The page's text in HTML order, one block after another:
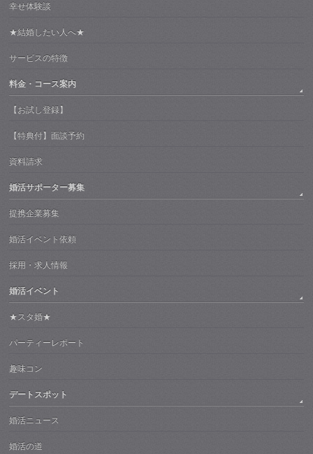
幸せ体験談
★結婚したい人へ★
サービスの特徴
料金・コース案内
【お試し登録】
【特典付】面談予約
資料請求
婚活サポーター募集
提携企業募集
婚活イベント依頼
採用・求人情報
婚活イベント
★スタ婚★
パーティーレポート
趣味コン
デートスポット
婚活ニュース
婚活の道